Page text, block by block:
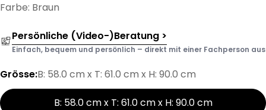
Farbe: Braun
Persönliche (Video-)Beratung >
Einfach, bequem und persönlich – direkt mit einer Fachperson aus
Grösse:B: 58.0 cm x T: 61.0 cm x H: 90.0 cm
B: 58.0 cm x T: 61.0 cm x H: 90.0 cm